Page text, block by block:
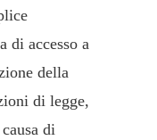
di accesso a
della
di legge,
di